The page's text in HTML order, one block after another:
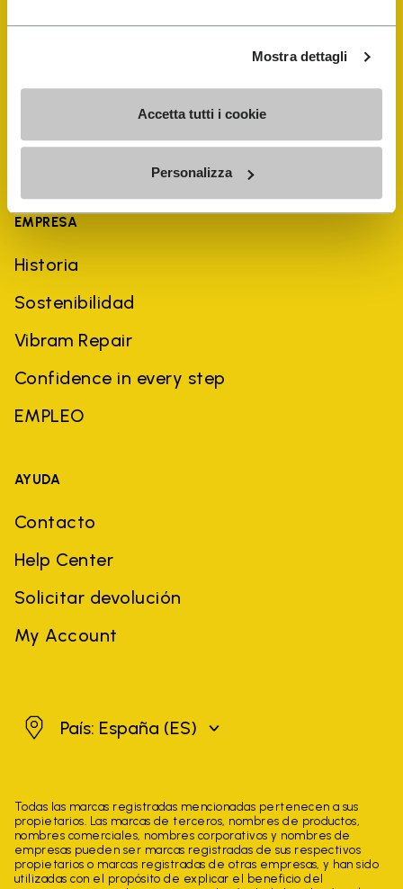
Mostra dettagli
Accetta tutti i cookie
Personalizza
EMPRESA
Historia
Sostenibilidad
Vibram Repair
Confidence in every step
EMPLEO
AYUDA
Contacto
Help Center
Solicitar devolución
My Account
EspañaPaís: España (ES)
Todas las marcas registradas mencionadas pertenecen a sus
propietarios. Las marcas de terceros, nombres de productos,
nombres comerciales, nombres corporativos y nombres de
empresas pueden ser marcas registradas de sus respectivos
propietarios o marcas registradas de otras empresas, y han sido
utilizadas con el propósito de explicar el beneficio del